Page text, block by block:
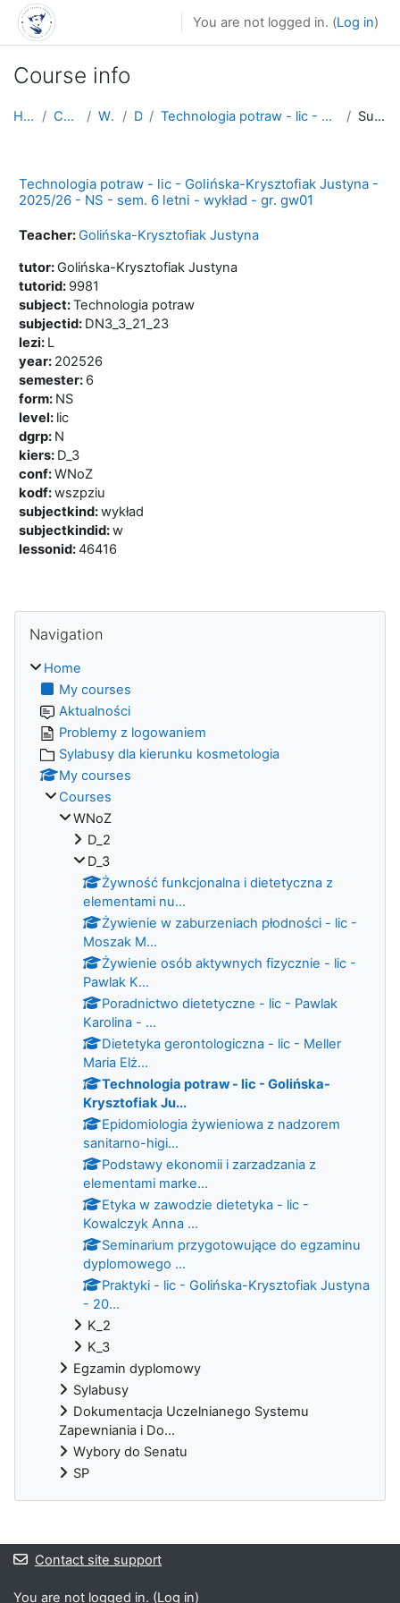
Skip to main content
You are not logged in. (Log in)
Course info
Home Courses WNoZ D_3 Technologia potraw - lic - Golińska-Krysztofiak Ju... Summary
Technologia potraw - lic - Golińska-Krysztofiak Justyna -
2025/26 - NS - sem. 6 letni - wykład - gr. gw01
Teacher:Golińska-Krysztofiak Justyna
tutor: Golińska-Krysztofiak Justyna
tutorid: 9981
subject:Technologia potraw
subjectid: DN3_3_21_23
lezi: L
year: 202526
semester: 6
form: NS
level: lic
dgrp: N
kiers: D_3
conf:WNoZ
kodf:wszpziu
subjectkind:wykład
subjectkindid:w
lessonid:46416
Blocks
Navigation
Home
My courses
Aktualności
Problemy z logowaniem
Sylabusy dla kierunku kosmetologia
My courses
Courses
WNoZ
D_2
D_3
Żywność funkcjonalna i dietetyczna z
elementami nu...
Żywienie w zaburzeniach płodności - lic -
Moszak M...
Żywienie osób aktywnych fizycznie - lic -
Pawlak K...
Poradnictwo dietetyczne - lic - Pawlak
Karolina - ...
Dietetyka gerontologiczna - lic - Meller
Maria Elż...
Technologia potraw - lic - Golińska-
Krysztofiak Ju...
Epidomiologia żywieniowa z nadzorem
sanitarno-higi...
Podstawy ekonomii i zarzadzania z
elementami marke...
Etyka w zawodzie dietetyka - lic -
Kowalczyk Anna ...
Seminarium przygotowujące do egzaminu
dyplomowego ...
Praktyki - lic - Golińska-Krysztofiak Justyna
- 20...
K_2
K_3
Egzamin dyplomowy
Sylabusy
Dokumentacja Uczelnianego Systemu
Zapewniania i Do...
Wybory do Senatu
SP
Blocks
Contact site support
You are not logged in. (Log in)